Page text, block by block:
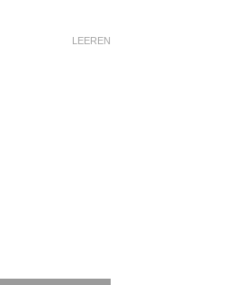
LEEREN